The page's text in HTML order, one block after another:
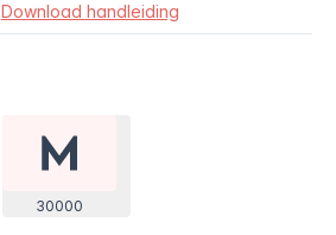
Download handleiding
30000